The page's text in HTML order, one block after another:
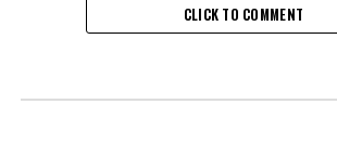
CLICK TO COMMENT